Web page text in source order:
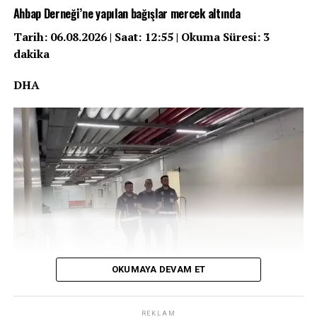
Gökhan Katırcı’ya ateş etti. İhbar üzerine olay yerine
sağlık ve polis ekipleri sevk edildi. Ağır yaralanan Katırcı,
ambulansla hastaneye kaldırıldı. Saldırgan avukat U.Ç.
yakalanarak gözaltına alındı.
REKLAM
Ahbap Derneği’ne yapılan bağışlar mercek altında
Tarih: 06.08.2026 | Saat: 12:55 | Okuma Süresi: 3
dakika
DHA
Ajda Pekkan’dan Tarkan’a: Deprem
OKUMAYA DEVAM ET
REKLAM